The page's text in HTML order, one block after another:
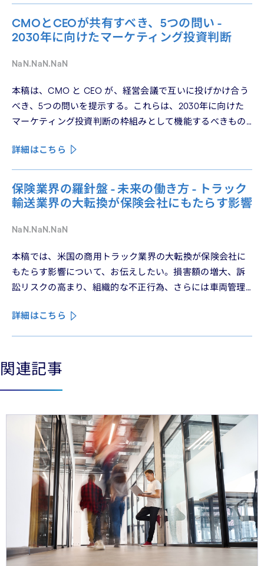
CMO と CEO が共有すべき5つの問いを論じた。シリーズ
の最終回となる本稿は、これらの議論を日本市場の文脈に
「顧客との関係構築」が、世界で勝てる時代が、いま始
CMOとCEOが共有すべき、5つの問い -
2030年に向けたマーケティング投資判断
NaN.NaN.NaN
本稿は、CMO と CEO が、経営会議で互いに投げかけ合う
べき、5つの問いを提示する。これらは、2030年に向けた
マーケティング投資判断の枠組みとして機能するべきもの
詳細はこちら
保険業界の羅針盤 - 未来の働き方 - トラック
輸送業界の大転換が保険会社にもたらす影響
NaN.NaN.NaN
本稿では、米国の商用トラック業界の大転換が保険会社に
もたらす影響について、お伝えしたい。損害額の増大、訴
訟リスクの高まり、組織的な不正行為、さらには車両管理
ある。
詳細はこちら
See more See less
関連記事